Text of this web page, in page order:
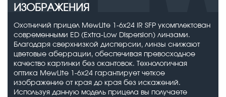
ИЗОБРАЖЕНИЯ
Охотничий прицел MewLite 1-6x24 IR SFP укомплектован
современными ED (Extra-Low Dispersion) линзами.
Благодаря сверхнизкой дисперсии, линзы снижают
цветовые аберрации, обеспечивая превосходное
качество картинки без окантовок. Технологичная
оптика MewLite 1-6x24 гарантирует четкое
изображение от края до края без искажений.
Используя данную модель прицела вы получаете